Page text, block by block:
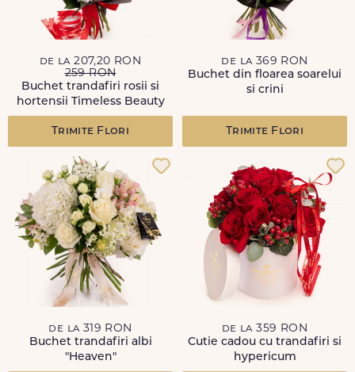
de la 207,20 RON
259 RON
Buchet trandafiri rosii si
hortensii Timeless Beauty
Trimite Flori
de la 369 RON
Buchet din floarea soarelui
si crini
Trimite Flori
de la 319 RON
Buchet trandafiri albi
"Heaven"
de la 359 RON
Cutie cadou cu trandafiri si
hypericum